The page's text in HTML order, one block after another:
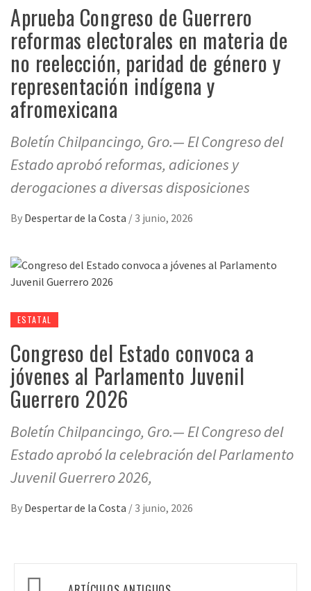
Aprueba Congreso de Guerrero
reformas electorales en materia de
no reelección, paridad de género y
representación indígena y
afromexicana
Boletín Chilpancingo, Gro.— El Congreso del
Estado aprobó reformas, adiciones y
derogaciones a diversas disposiciones
By Despertar de la Costa / 3 junio, 2026
ESTATAL
Congreso del Estado convoca a
jóvenes al Parlamento Juvenil
Guerrero 2026
Boletín Chilpancingo, Gro.— El Congreso del
Estado aprobó la celebración del Parlamento
Juvenil Guerrero 2026,
By Despertar de la Costa / 3 junio, 2026
Navegación